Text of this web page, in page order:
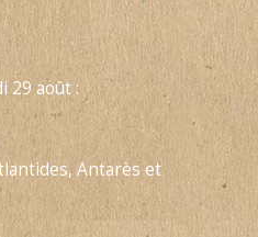
29 août :
Antarès et